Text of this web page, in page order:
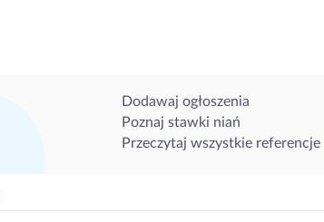
Dodawaj ogłoszenia
Poznaj stawki niań
Przeczytaj wszystkie referencje